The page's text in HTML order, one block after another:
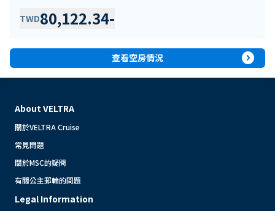
TWD80,122.34-
查看空房情況 expand_circle_right
About VELTRA
關於VELTRA Cruise
常見問題
關於MSC的疑問
有關公主郵輪的問題
Legal Information